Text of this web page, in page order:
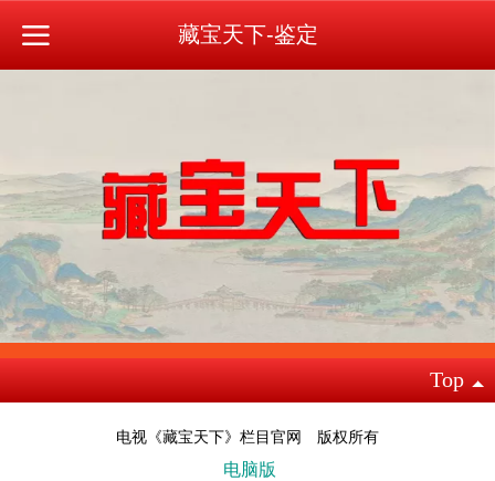
藏宝天下-鉴定
Top
电视《藏宝天下》栏目官网 版权所有
电脑版